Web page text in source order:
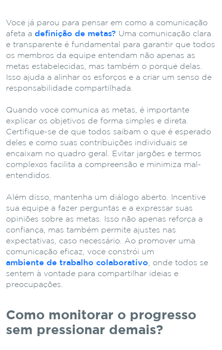
Você já parou para pensar em como a comunicação
afeta a definição de metas? Uma comunicação clara
e transparente é fundamental para garantir que todos
os membros da equipe entendam não apenas as
metas estabelecidas, mas também o porquê delas.
Isso ajuda a alinhar os esforços e a criar um senso de
responsabilidade compartilhada.
Quando você comunica as metas, é importante
explicar os objetivos de forma simples e direta.
Certifique-se de que todos saibam o que é esperado
deles e como suas contribuições individuais se
encaixam no quadro geral. Evitar jargões e termos
complexos facilita a compreensão e minimiza mal-
entendidos.
Além disso, mantenha um diálogo aberto. Incentive
sua equipe a fazer perguntas e a expressar suas
opiniões sobre as metas. Isso não apenas reforça a
confiança, mas também permite ajustes nas
expectativas, caso necessário. Ao promover uma
comunicação eficaz, você constrói um
ambiente de trabalho colaborativo , onde todos se
sentem à vontade para compartilhar ideias e
preocupações.
Como monitorar o progresso
sem pressionar demais?